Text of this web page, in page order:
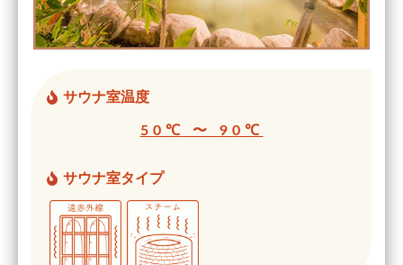
サウナ室温度
50℃ 〜 90℃
サウナ室タイプ